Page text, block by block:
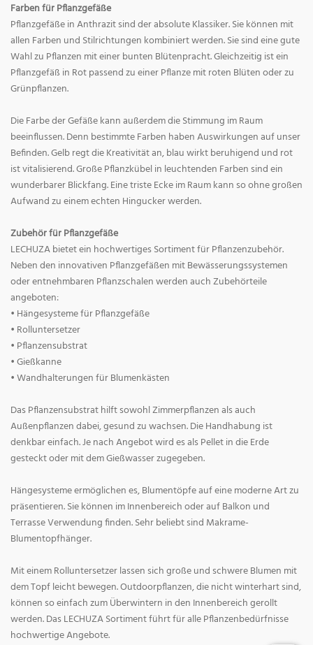
Farben für Pflanzgefäße
Pflanzgefäße in Anthrazit sind der absolute Klassiker. Sie können mit
allen Farben und Stilrichtungen kombiniert werden. Sie sind eine gute
Wahl zu Pflanzen mit einer bunten Blütenpracht. Gleichzeitig ist ein
Pflanzgefäß in Rot passend zu einer Pflanze mit roten Blüten oder zu
Grünpflanzen.
Die Farbe der Gefäße kann außerdem die Stimmung im Raum
beeinflussen. Denn bestimmte Farben haben Auswirkungen auf unser
Befinden. Gelb regt die Kreativität an, blau wirkt beruhigend und rot
ist vitalisierend. Große Pflanzkübel in leuchtenden Farben sind ein
wunderbarer Blickfang. Eine triste Ecke im Raum kann so ohne großen
Aufwand zu einem echten Hingucker werden.
Zubehör für Pflanzgefäße
LECHUZA bietet ein hochwertiges Sortiment für Pflanzenzubehör.
Neben den innovativen Pflanzgefäßen mit Bewässerungssystemen
oder entnehmbaren Pflanzschalen werden auch Zubehörteile
angeboten:
• Hängesysteme für Pflanzgefäße
• Rolluntersetzer
• Pflanzensubstrat
• Gießkanne
• Wandhalterungen für Blumenkästen
Das Pflanzensubstrat hilft sowohl Zimmerpflanzen als auch
Außenpflanzen dabei, gesund zu wachsen. Die Handhabung ist
denkbar einfach. Je nach Angebot wird es als Pellet in die Erde
gesteckt oder mit dem Gießwasser zugegeben.
Hängesysteme ermöglichen es, Blumentöpfe auf eine moderne Art zu
präsentieren. Sie können im Innenbereich oder auf Balkon und
Terrasse Verwendung finden. Sehr beliebt sind Makrame-
Blumentopfhänger.
Mit einem Rolluntersetzer lassen sich große und schwere Blumen mit
dem Topf leicht bewegen. Outdoorpflanzen, die nicht winterhart sind,
können so einfach zum Überwintern in den Innenbereich gerollt
werden. Das LECHUZA Sortiment führt für alle Pflanzenbedürfnisse
hochwertige Angebote.